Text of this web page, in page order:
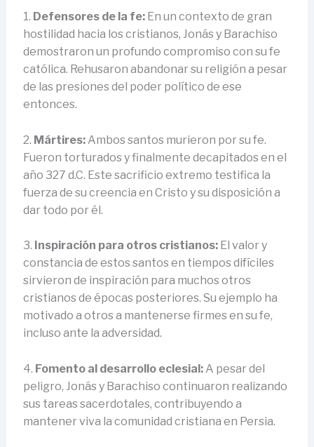
1. Defensores de la fe:En un contexto de gran
hostilidad hacia los cristianos, Jonás y Barachiso
demostraron un profundo compromiso con su fe
católica. Rehusaron abandonar su religión a pesar
de las presiones del poder político de ese
entonces.
2. Mártires:Ambos santos murieron por su fe.
Fueron torturados y finalmente decapitados en el
año 327 d.C. Este sacrificio extremo testifica la
fuerza de su creencia en Cristo y su disposición a
dar todo por él.
3. Inspiración para otros cristianos:El valor y
constancia de estos santos en tiempos difíciles
sirvieron de inspiración para muchos otros
cristianos de épocas posteriores. Su ejemplo ha
motivado a otros a mantenerse firmes en su fe,
incluso ante la adversidad.
4. Fomento al desarrollo eclesial:A pesar del
peligro, Jonás y Barachiso continuaron realizando
sus tareas sacerdotales, contribuyendo a
mantener viva la comunidad cristiana en Persia.